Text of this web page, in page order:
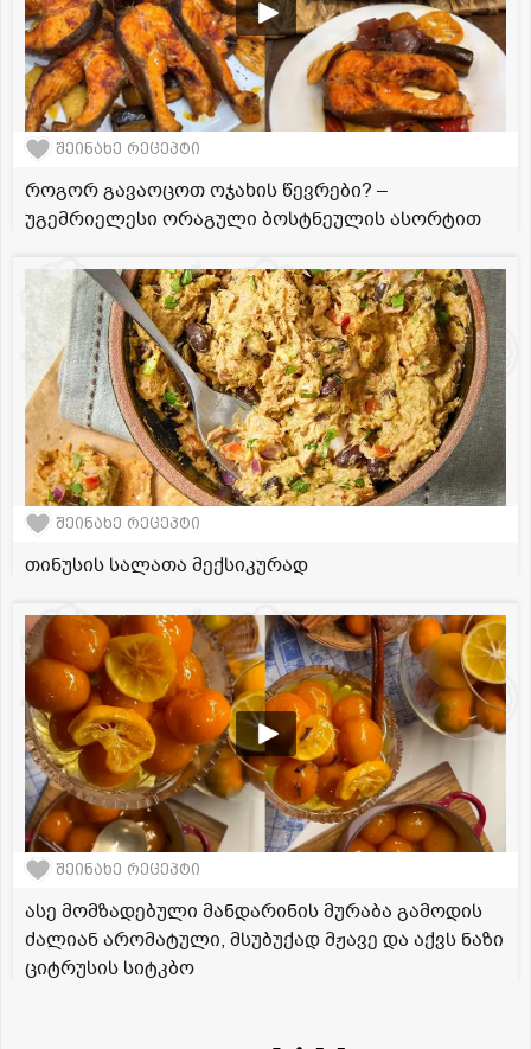
შეინახე რეცეპტი
როგორ გავაოცოთ ოჯახის წევრები? –
უგემრიელესი ორაგული ბოსტნეულის ასორტით
შეინახე რეცეპტი
თინუსის სალათა მექსიკურად
შეინახე რეცეპტი
ასე მომზადებული მანდარინის მურაბა გამოდის
ძალიან არომატული, მსუბუქად მჟავე და აქვს ნაზი
ციტრუსის სიტკბო